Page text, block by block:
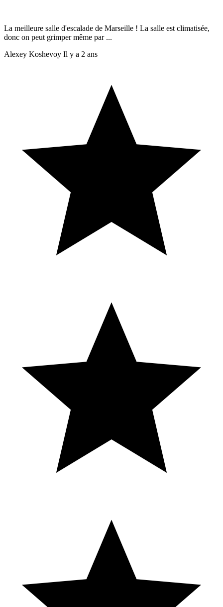
La meilleure salle d'escalade de Marseille ! La salle est climatisée,
donc on peut grimper même par ...
Alexey Koshevoy Il y a 2 ans